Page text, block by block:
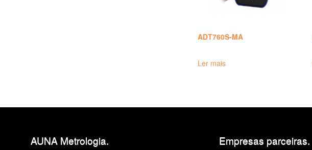
ADT760S-MA
Ler mais
AUNA Metrologia. Empresas parceiras.